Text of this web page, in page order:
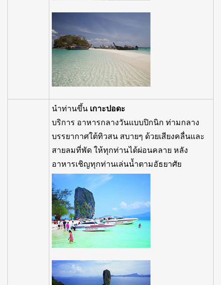
นำท่านขึ้น เกาะปอดะ
บริการ อาหารกลางวันแบบปิกนิก ท่ามกลาง
บรรยากาศใต้ทิวสน สบายๆ ด้วยเสียงคลื่นและ
สายลมที่พัด ให้ทุกท่านได้ผ่อนคลาย หลัง
อาหารเชิญทุกท่านเล่นน้ำตามอัธยาศัย